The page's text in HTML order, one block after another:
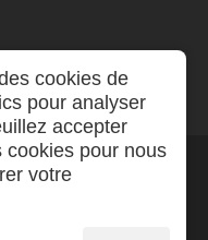
cookies de
pour analyser
accepter
cookies pour nous
votre